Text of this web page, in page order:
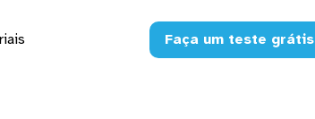
Faça um teste grátis